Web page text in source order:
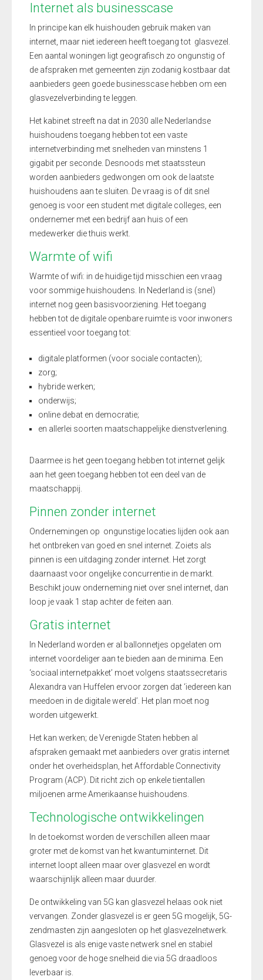
Internet als businesscase
In principe kan elk huishouden gebruik maken van
internet, maar niet iedereen heeft toegang tot glasvezel.
Een aantal woningen ligt geografisch zo ongunstig of
de afspraken met gemeenten zijn zodanig kostbaar dat
aanbieders geen goede businesscase hebben om een
glasvezelverbinding te leggen.
Het kabinet streeft na dat in 2030 alle Nederlandse
huishoudens toegang hebben tot een vaste
internetverbinding met snelheden van minstens 1
gigabit per seconde. Desnoods met staatssteun
worden aanbieders gedwongen om ook de laatste
huishoudens aan te sluiten. De vraag is of dit snel
genoeg is voor een student met digitale colleges, een
ondernemer met een bedrijf aan huis of een
medewerker die thuis werkt.
Warmte of wifi
Warmte of wifi: in de huidige tijd misschien een vraag
voor sommige huishoudens. In Nederland is (snel)
internet nog geen basisvoorziening. Het toegang
hebben tot de digitale openbare ruimte is voor inwoners
essentieel voor toegang tot:
digitale platformen (voor sociale contacten);
zorg;
hybride werken;
onderwijs;
online debat en democratie;
en allerlei soorten maatschappelijke dienstverlening.
Daarmee is het geen toegang hebben tot internet gelijk
aan het geen toegang hebben tot een deel van de
maatschappij.
Pinnen zonder internet
Ondernemingen op ongunstige locaties lijden ook aan
het ontbreken van goed en snel internet. Zoiets als
pinnen is een uitdaging zonder internet. Het zorgt
daarnaast voor ongelijke concurrentie in de markt.
Beschikt jouw onderneming niet over snel internet, dan
loop je vaak 1 stap achter de feiten aan.
Gratis internet
In Nederland worden er al ballonnetjes opgelaten om
internet voordeliger aan te bieden aan de minima. Een
‘sociaal internetpakket’ moet volgens staatssecretaris
Alexandra van Huffelen ervoor zorgen dat ‘iedereen kan
meedoen in de digitale wereld’. Het plan moet nog
worden uitgewerkt.
Het kan werken; de Verenigde Staten hebben al
afspraken gemaakt met aanbieders over gratis internet
onder het overheidsplan, het Affordable Connectivity
Program (ACP). Dit richt zich op enkele tientallen
miljoenen arme Amerikaanse huishoudens.
Technologische ontwikkelingen
In de toekomst worden de verschillen alleen maar
groter met de komst van het kwantuminternet. Dit
internet loopt alleen maar over glasvezel en wordt
waarschijnlijk alleen maar duurder.
De ontwikkeling van 5G kan glasvezel helaas ook niet
vervangen. Zonder glasvezel is er geen 5G mogelijk, 5G-
zendmasten zijn aangesloten op het glasvezelnetwerk.
Glasvezel is als enige vaste netwerk snel en stabiel
genoeg voor de hoge snelheid die via 5G draadloos
leverbaar is.